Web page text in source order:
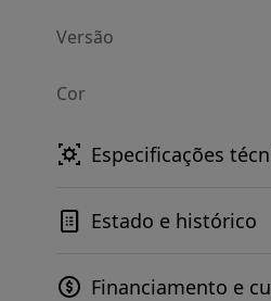
Versão
Cor
Especificações
Estado e histórico
Financiamento e